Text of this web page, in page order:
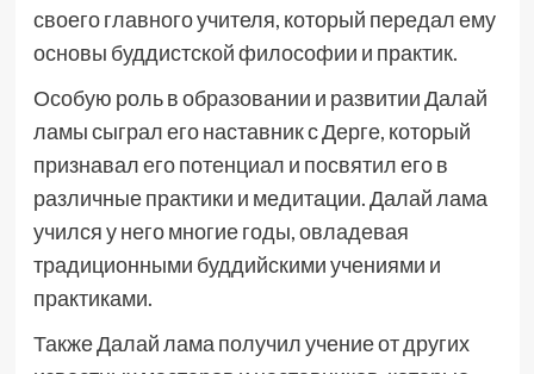
своего главного учителя, который передал ему
основы буддистской философии и практик.
Особую роль в образовании и развитии Далай
ламы сыграл его наставник с Дерге, который
признавал его потенциал и посвятил его в
различные практики и медитации. Далай лама
учился у него многие годы, овладевая
традиционными буддийскими учениями и
практиками.
Также Далай лама получил учение от других